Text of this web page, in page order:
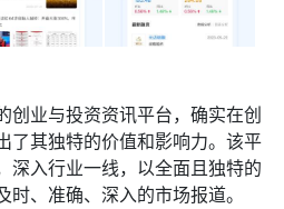
创业与投资资讯平台，确实在创
了其独特的价值和影响力。该平
深入行业一线，以全面且独特的
、准确、深入的市场报道。